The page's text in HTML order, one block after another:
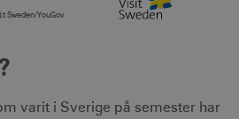
YouGov
varit i Sverige på semester har